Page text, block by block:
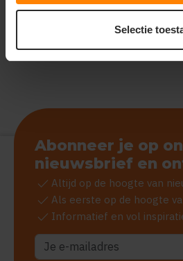
Selectie
PERSONALISEER
Abonneer je op
nieuwsbrief en
check Altijd op de hoogte van
check Als eerste op de hoogte
check Informatief en vol